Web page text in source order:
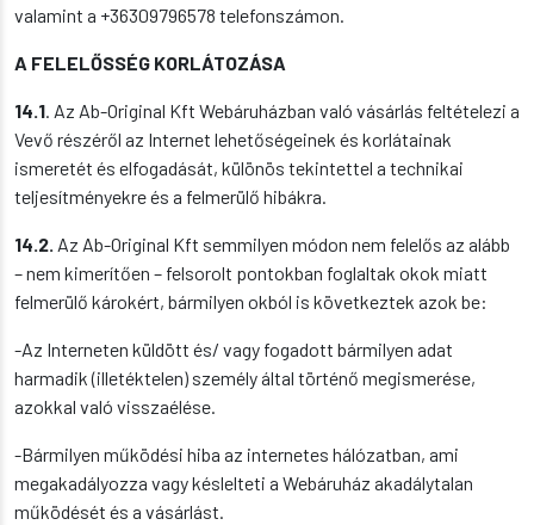
valamint a +36309796578 telefonszámon.
A FELELŐSSÉG KORLÁTOZÁSA
14.1. Az Ab-Original Kft Webáruházban való vásárlás feltételezi a
Vevő részéről az Internet lehetőségeinek és korlátainak
ismeretét és elfogadását, különös tekintettel a technikai
teljesítményekre és a felmerülő hibákra.
14.2. Az Ab-Original Kft semmilyen módon nem felelős az alább
– nem kimerítően – felsorolt pontokban foglaltak okok miatt
felmerülő károkért, bármilyen okból is következtek azok be:
-Az Interneten küldött és/ vagy fogadott bármilyen adat
harmadik (illetéktelen) személy által történő megismerése,
azokkal való visszaélése.
-Bármilyen működési hiba az internetes hálózatban, ami
megakadályozza vagy késlelteti a Webáruház akadálytalan
működését és a vásárlást.